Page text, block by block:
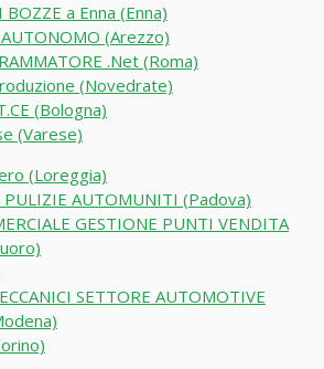
a Enna (Enna)
(Arezzo)
.Net (Roma)
(Novedrate)
(Bologna)
(Varese)
(Loreggia)
PULIZIE AUTOMUNITI (Padova)
GESTIONE PUNTI VENDITA
SETTORE AUTOMOTIVE